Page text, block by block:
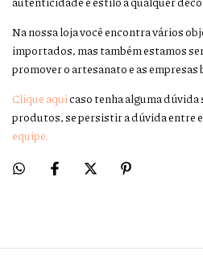
Na nossa loja você encontra vários
importados, mas também estamos
promover o artesanato e as
Clique aquicaso tenha alguma dúvida
produtos, se persistir a dúvida entre
equipe.